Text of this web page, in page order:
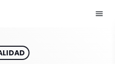
menu